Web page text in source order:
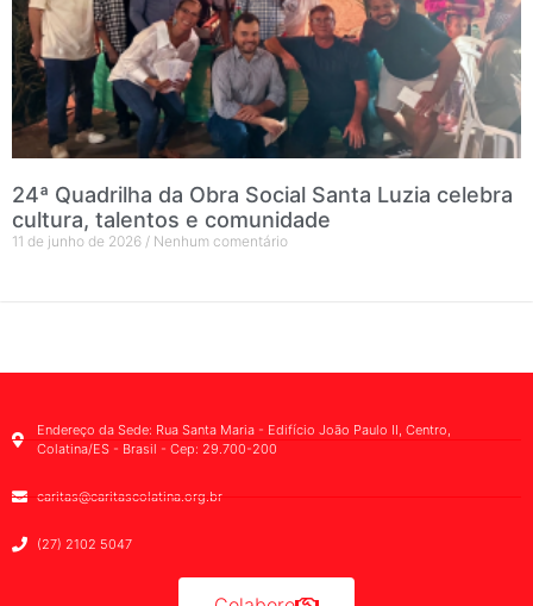
24ª Quadrilha da Obra Social Santa Luzia celebra
cultura, talentos e comunidade
11 de junho de 2026 Nenhum comentário
Endereço da Sede: Rua Santa Maria - Edifício João Paulo II, Centro,
Colatina/ES - Brasil - Cep: 29.700-200
caritas@caritascolatina.org.br
(27) 2102 5047